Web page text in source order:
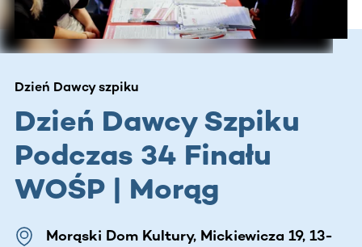
Dzień Dawcy szpiku
Dzień Dawcy Szpiku
Podczas 34 Finału
WOŚP | Morąg
Morąski Dom Kultury, Mickiewicza 19, 13-